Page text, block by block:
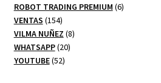
productos
ROBOT TRADING PREMIUM 66
VENTAS 154154
productos
VILMA NUÑEZ 88
WHATSAPP 2020
YOUTUBE 5252